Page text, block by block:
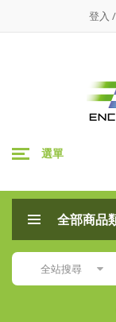
勝
三
分
類
資
源
回
登入
選單
全部商品
全站搜尋